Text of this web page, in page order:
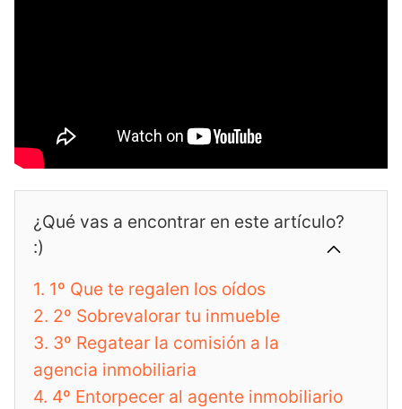
¿Qué vas a encontrar en este artículo?
:)
1. 1º Que te regalen los oídos
2. 2º Sobrevalorar tu inmueble
3. 3º Regatear la comisión a la
agencia inmobiliaria
4. 4º Entorpecer al agente inmobiliario